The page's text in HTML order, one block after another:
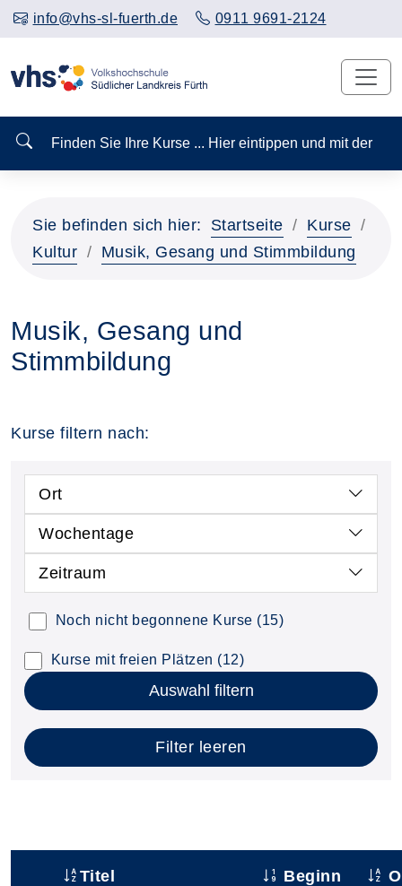
info@vhs-sl-fuerth.de 0911 9691-2124
Finden Sie Ihre Kurse ... Hier eintippen und mit
Sie befinden sich hier: Startseite
Kurse
Kultur
Musik, Gesang und Stimmbildung
Musik, Gesang und
Stimmbildung
Kurse filtern nach:
Ort
Wochentage
Zeitraum
Noch nicht begonnene Kurse (15)
Kurse mit freien Plätzen (12)
Auswahl filtern
Filter leeren
Titel Beginn